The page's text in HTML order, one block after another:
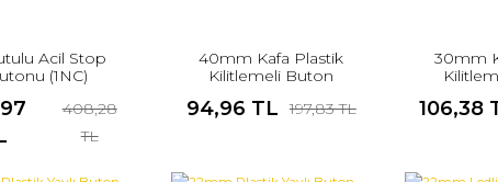
Acil Stop
(1NC)
408,28
TL
40mm Kafa Plastik
Kilitlemeli Buton
Acil Stop
94,96 TL 197,83 TL
30mm
106,38